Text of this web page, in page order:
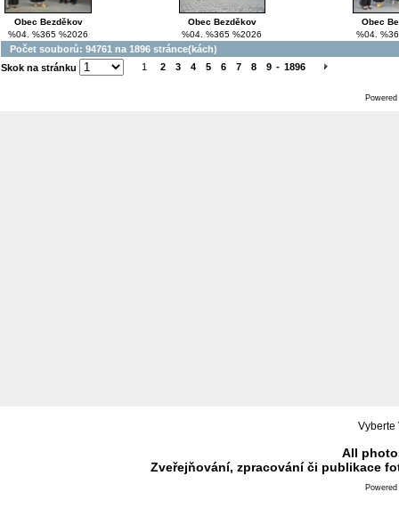
Obec Bezděkov
%04. %365 %2026
Obec Bezděkov
%04. %365 %2026
Obec
%04.
Počet souborů: 94761 na 1896 stránce(kách)
Skok na stránku
1 2 3 4 5 6 7 8 9 - 1896
Vyberte
All
Zveřejňování, zpracování či publikace